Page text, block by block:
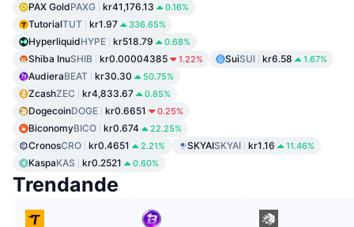
PAX GoldPAXG kr41,176.13 0.16%
TutorialTUT kr1.97 336.65%
HyperliquidHYPE kr518.79 0.68%
Shiba InuSHIB kr0.00004385 1.22% SuiSUI kr6.58 1.67%
AudieraBEAT kr30.30 50.75%
ZcashZEC kr4,833.67 0.85%
DogecoinDOGE kr0.6651 0.25%
BiconomyBICO kr0.674 22.25%
CronosCRO kr0.4651 2.21% SKYAISKYAI kr1.16 11.46%
KaspaKAS kr0.2521 0.60%
Trendande